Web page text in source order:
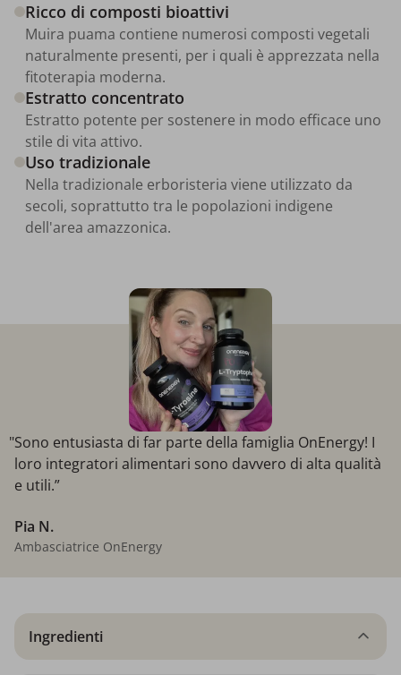
Ricco di composti bioattivi
Muira puama contiene numerosi composti vegetali
naturalmente presenti, per i quali è apprezzata nella
fitoterapia moderna.
Estratto concentrato
Estratto potente per sostenere in modo efficace uno
stile di vita attivo.
Uso tradizionale
Nella tradizionale erboristeria viene utilizzato da
secoli, soprattutto tra le popolazioni indigene
dell'area amazzonica.
"Sono entusiasta di far parte della famiglia OnEnergy! I
loro integratori alimentari sono davvero di alta qualità
e utili.”
Pia N.
Ambasciatrice OnEnergy
Ingredienti